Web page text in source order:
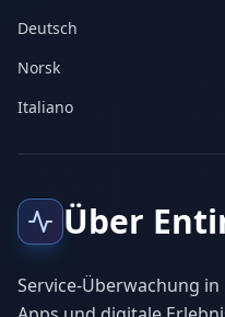
Deutsch
Norsk
Italiano
Über
Service-Überwachung